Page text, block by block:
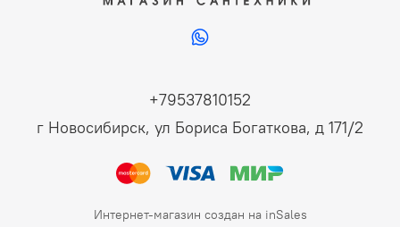
+79537810152
г Новосибирск, ул Бориса Богаткова, д 171/2
Интернет-магазин создан на inSales